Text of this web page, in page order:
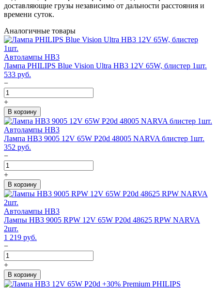
доставляющие грузы независимо от дальности расстояния и
времени суток.
Аналогичные товары
Автолампы HB3
Лампа PHILIPS Blue Vision Ultra HB3 12V 65W, блистер 1шт.
533 руб.
−
+
В корзину
Автолампы HB3
Лампа HB3 9005 12V 65W P20d 48005 NARVA блистер 1шт.
352 руб.
−
+
В корзину
Автолампы HB3
Лампы HB3 9005 RPW 12V 65W P20d 48625 RPW NARVA
2шт.
1 219 руб.
−
+
В корзину